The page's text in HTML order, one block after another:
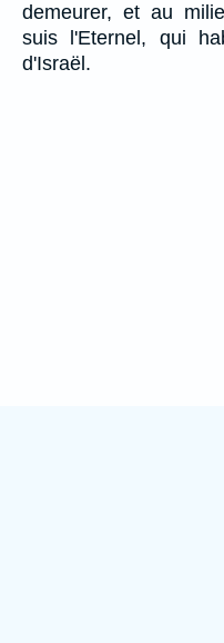
demeurer, et au
suis l'Eternel, qui
d'Israël.